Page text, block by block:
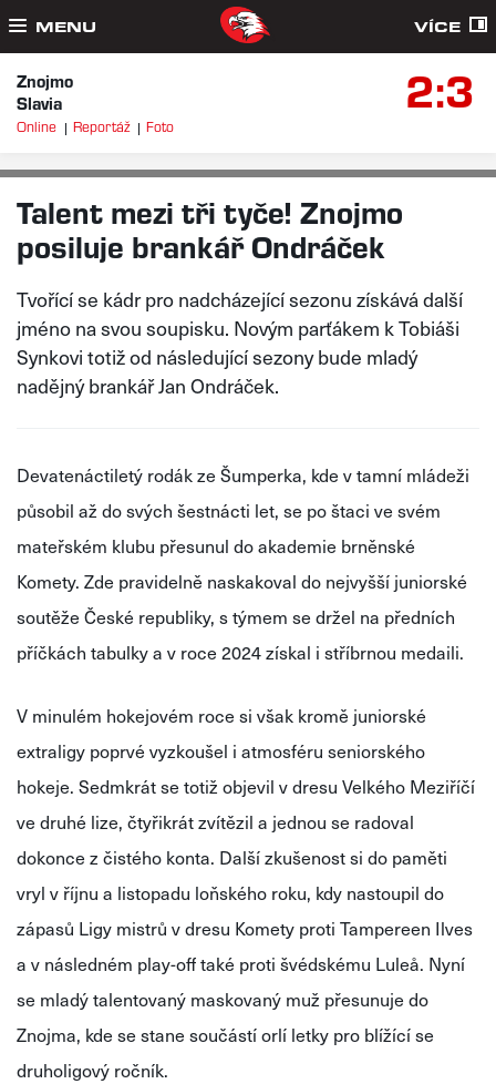
MENU VÍCE
Znojmo
Slavia
2:3
Online Reportáž Foto
VLÁĎA JELEN, FOTO: HCKOMETA.CZ
Talent mezi tři tyče! Znojmo
posiluje brankář Ondráček
Tvořící se kádr pro nadcházející sezonu získává další
jméno na svou soupisku. Novým parťákem k Tobiáši
Synkovi totiž od následující sezony bude mladý
nadějný brankář Jan Ondráček.
Devatenáctiletý rodák ze Šumperka, kde v tamní mládeži
působil až do svých šestnácti let, se po štaci ve svém
mateřském klubu přesunul do akademie brněnské
Komety. Zde pravidelně naskakoval do nejvyšší juniorské
soutěže České republiky, s týmem se držel na předních
příčkách tabulky a v roce 2024 získal i stříbrnou medaili.
V minulém hokejovém roce si však kromě juniorské
extraligy poprvé vyzkoušel i atmosféru seniorského
hokeje. Sedmkrát se totiž objevil v dresu Velkého Meziříčí
ve druhé lize, čtyřikrát zvítězil a jednou se radoval
dokonce z čistého konta. Další zkušenost si do paměti
vryl v říjnu a listopadu loňského roku, kdy nastoupil do
zápasů Ligy mistrů v dresu Komety proti Tampereen Ilves
a v následném play-off také proti švédskému Luleå. Nyní
se mladý talentovaný maskovaný muž přesunuje do
Znojma, kde se stane součástí orlí letky pro blížící se
druholigový ročník.